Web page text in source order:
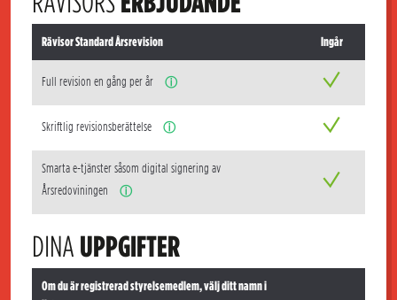
Rävisor Standard Årsrevision Ingår
Full revision en gång per år ⓘ
Skriftlig revisionsberättelse ⓘ
Smarta e-tjänster såsom digital signering av
Årsredoviningen
ⓘ
DINA UPPGIFTER
Om du är registrerad styrelsemedlem, välj ditt namn i